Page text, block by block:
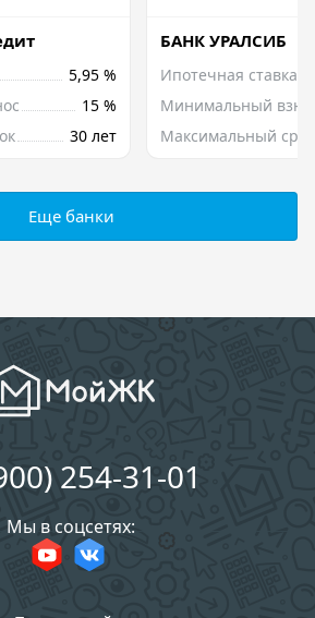
5,95 %
15 %
30 лет
БАНК УРАЛСИБ
Ипотечная ставка
Минимальный
Максимальный срок
Еще банки
254-31-01
Мы в соцсетях: